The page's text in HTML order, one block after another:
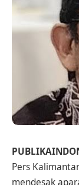
Pers
mendesak